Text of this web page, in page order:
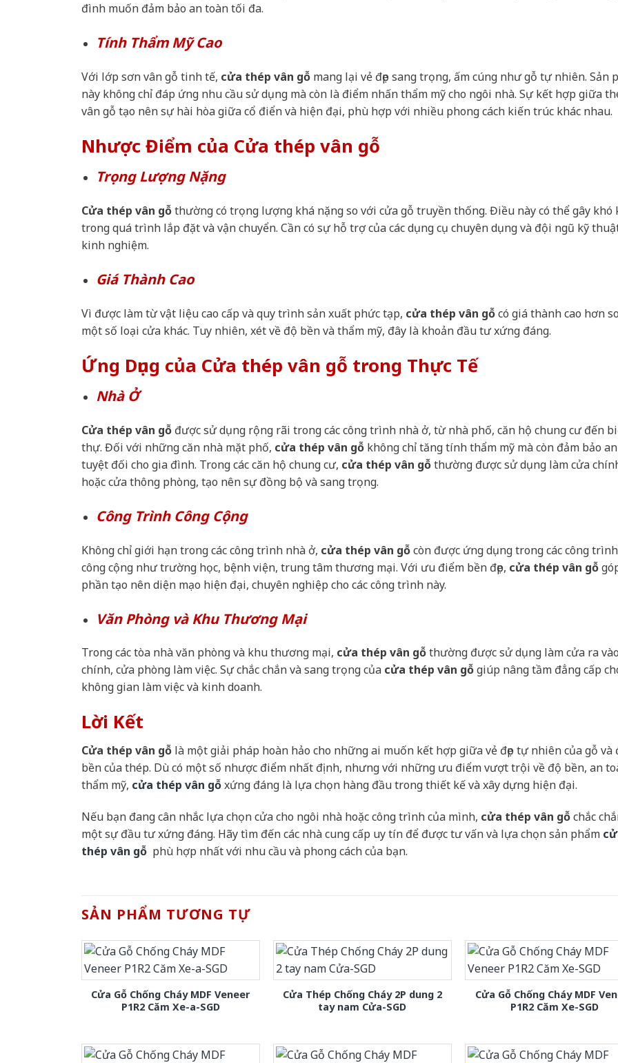
đình muốn đảm bảo an toàn tối đa.
Tính Thẩm Mỹ Cao
Với lớp sơn vân gỗ tinh tế, cửa thép vân gỗ mang lại vẻ đẹp sang trọng, ấm cúng như gỗ tự nhiên. Sản
này không chỉ đáp ứng nhu cầu sử dụng mà còn là điểm nhấn thẩm mỹ cho ngôi nhà. Sự kết hợp giữa
vân gỗ tạo nên sự hài hòa giữa cổ điển và hiện đại, phù hợp với nhiều phong cách kiến trúc khác nhau.
Nhược Điểm của Cửa thép vân gỗ
Trọng Lượng Nặng
Cửa thép vân gỗthường có trọng lượng khá nặng so với cửa gỗ truyền thống. Điều này có thể gây khó
trong quá trình lắp đặt và vận chuyển. Cần có sự hỗ trợ của các dụng cụ chuyên dụng và đội ngũ kỹ
kinh nghiệm.
Giá Thành Cao
Vì được làm từ vật liệu cao cấp và quy trình sản xuất phức tạp, cửa thép vân gỗcó giá thành cao hơn
một số loại cửa khác. Tuy nhiên, xét về độ bền và thẩm mỹ, đây là khoản đầu tư xứng đáng.
Ứng Dụng của Cửa thép vân gỗ trong Thực Tế
Nhà Ở
Cửa thép vân gỗ được sử dụng rộng rãi trong các công trình nhà ở, từ nhà phố, căn hộ chung cư đến
thự. Đối với những căn nhà mặt phố, cửa thép vân gỗ không chỉ tăng tính thẩm mỹ mà còn đảm bảo
tuyệt đối cho gia đình. Trong các căn hộ chung cư, cửa thép vân gỗthường được sử dụng làm cửa
hoặc cửa thông phòng, tạo nên sự đồng bộ và sang trọng.
Công Trình Công Cộng
Không chỉ giới hạn trong các công trình nhà ở, cửa thép vân gỗcòn được ứng dụng trong các công trình
công cộng như trường học, bệnh viện, trung tâm thương mại. Với ưu điểm bền đẹp, cửa thép vân gỗ
phần tạo nên diện mạo hiện đại, chuyên nghiệp cho các công trình này.
Văn Phòng và Khu Thương Mại
Trong các tòa nhà văn phòng và khu thương mại, cửa thép vân gỗthường được sử dụng làm cửa ra vào
chính, cửa phòng làm việc. Sự chắc chắn và sang trọng của cửa thép vân gỗgiúp nâng tầm đẳng cấp
không gian làm việc và kinh doanh.
Lời Kết
Cửa thép vân gỗ là một giải pháp hoàn hảo cho những ai muốn kết hợp giữa vẻ đẹp tự nhiên của gỗ và
bền của thép. Dù có một số nhược điểm nhất định, nhưng với những ưu điểm vượt trội về độ bền, an
thẩm mỹ, cửa thép vân gỗxứng đáng là lựa chọn hàng đầu trong thiết kế và xây dựng hiện đại.
Nếu bạn đang cân nhắc lựa chọn cửa cho ngôi nhà hoặc công trình của mình, cửa thép vân gỗchắc
một sự đầu tư xứng đáng. Hãy tìm đến các nhà cung cấp uy tín để được tư vấn và lựa chọn sản phẩm
thép vân gỗ phù hợp nhất với nhu cầu và phong cách của bạn.
SẢN PHẨM TƯƠNG TỰ
Cửa Gỗ Chống Cháy MDF Veneer
P1R2 Căm Xe-a-SGD
Cửa Thép Chống Cháy 2P dung 2
tay nam Cửa-SGD
Cửa Gỗ Chống Cháy MDF
P1R2 Căm Xe-SGD